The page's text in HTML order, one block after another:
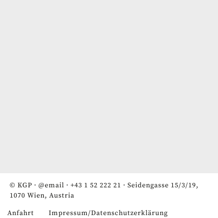
© KGP · @email · +43 1 52 222 21 · Seidengasse 15/3/19,
1070 Wien, Austria
Anfahrt Impressum/Datenschutzerklärung